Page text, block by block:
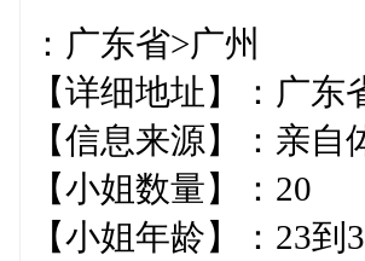
：广东省>广州
【详细地址】：
【信息来源】：
【小姐数量】：
【小姐年龄】：